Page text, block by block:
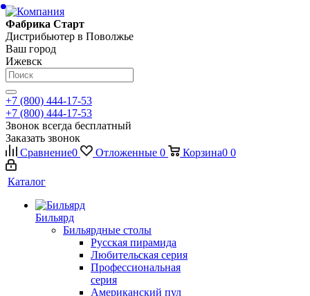
Фабрика Старт
Дистрибьютер в Поволжье
Ваш город
Ижевск
+7 (800) 444-17-53
+7 (800) 444-17-53
Звонок всегда бесплатный
Заказать звонок
Сравнение0 Отложенные 0 Корзина0 0
Каталог
Бильярд
Бильярдные столы
Русская пирамида
Любительская серия
Профессиональная
серия
Американский пул